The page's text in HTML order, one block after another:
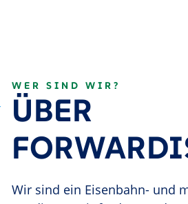
WER SIND WIR?
ÜBER
Wir sind ein Eisenbahn- und